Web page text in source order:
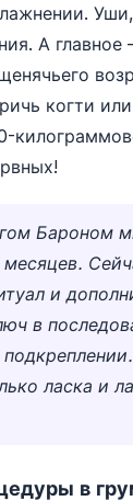
А
когти
Бароном
и
в
ласка и
в